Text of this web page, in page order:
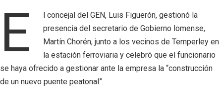
E
l concejal del GEN, Luis Figuerón, gestionó la
presencia del secretario de Gobierno lomense,
Martín Chorén, junto a los vecinos de Temperley en
la estación ferroviaria y celebró que el funcionario
se haya ofrecido a gestionar ante la empresa la “construcción
de un nuevo puente peatonal”.